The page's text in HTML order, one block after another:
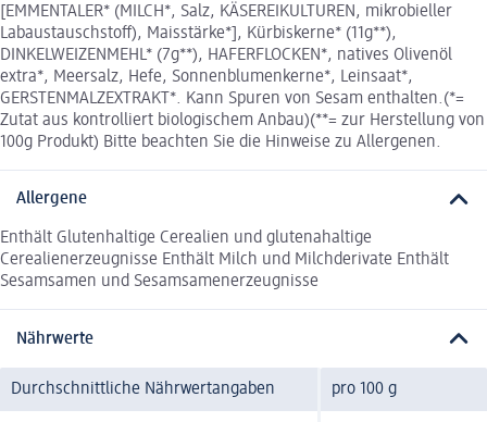
[EMMENTALER* (MILCH*, Salz, KÄSEREIKULTUREN, mikrobieller
Labaustauschstoff), Maisstärke*], Kürbiskerne* (11g**),
DINKELWEIZENMEHL* (7g**), HAFERFLOCKEN*, natives Olivenöl
extra*, Meersalz, Hefe, Sonnenblumenkerne*, Leinsaat*,
GERSTENMALZEXTRAKT*. Kann Spuren von Sesam enthalten.(*=
Zutat aus kontrolliert biologischem Anbau)(**= zur Herstellung von
100g Produkt) Bitte beachten Sie die Hinweise zu Allergenen.
Allergene
Enthält Glutenhaltige Cerealien und glutenahaltige
Cerealienerzeugnisse Enthält Milch und Milchderivate Enthält
Sesamsamen und Sesamsamenerzeugnisse
Nährwerte
Durchschnittliche Nährwertangaben pro 100 g